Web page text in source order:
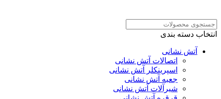
انتخاب دسته بندی
آتش نشانی
اتصالات آتش نشانی
اسپرینکلر آتش نشانی
جعبه آتش نشانی
شیرآلات آتش نشانی